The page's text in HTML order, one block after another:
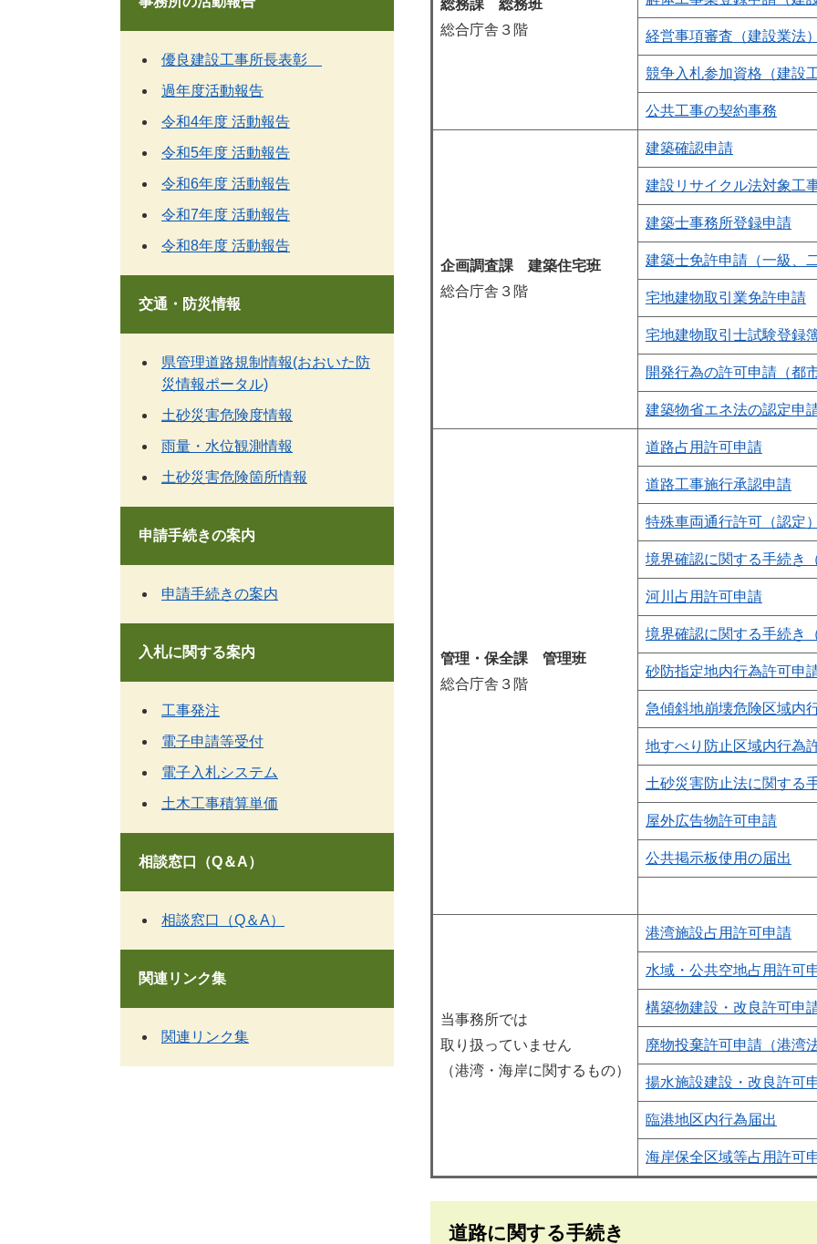
総務課 総務班
総合庁舎３階
経営事項審査（建設業法
競争入札参加資格（建設
公共工事の契約事務
企画調査課 建築住宅班
総合庁舎３階
建築確認申請
建設リサイクル法対象工
建築士事務所登録申請
建築士免許申請（一級、
宅地建物取引業免許申請
宅地建物取引士試験登録
開発行為の許可申請（都
建築物省エネ法の認定申
管理・保全課 管理班
総合庁舎３階
道路占用許可申請
道路工事施行承認申請
特殊車両通行許可（認定
境界確認に関する手続き
河川占用許可申請
境界確認に関する手続き
砂防指定地内行為許可申
急傾斜地崩壊危険区域内
地すべり防止区域内行為
土砂災害防止法に関する
屋外広告物許可申請
公共掲示板使用の届出
当事務所では
取り扱っていません
（港湾・海岸に関するもの）
港湾施設占用許可申請
水域・公共空地占用許可
構築物建設・改良許可申
廃物投棄許可申請（港湾
揚水施設建設・改良許可
臨港地区内行為届出
海岸保全区域等占用許可
道路に関する手続き
優良建設工事所長表彰
過年度活動報告
令和4年度 活動報告
令和5年度 活動報告
令和6年度 活動報告
令和7年度 活動報告
令和8年度 活動報告
交通・防災情報
県管理道路規制情報(おおいた防
災情報ポータル)
土砂災害危険度情報
雨量・水位観測情報
土砂災害危険箇所情報
申請手続きの案内
申請手続きの案内
入札に関する案内
工事発注
電子申請等受付
電子入札システム
土木工事積算単価
相談窓口（Q＆A）
相談窓口（Q＆A）
関連リンク集
関連リンク集